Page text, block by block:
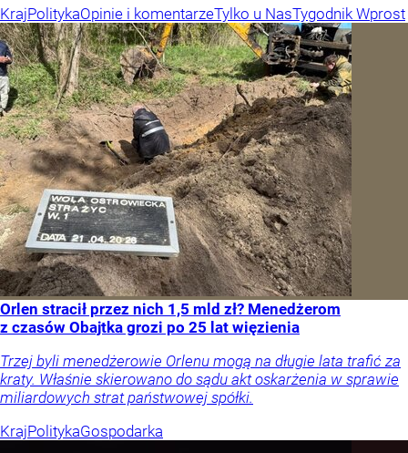
KrajPolitykaOpinie i komentarzeTylko u NasTygodnik Wprost
Orlen stracił przez nich 1,5 mld zł? Menedżerom
z czasów Obajtka grozi po 25 lat więzienia
Trzej byli menedżerowie Orlenu mogą na długie lata trafić za
kraty. Właśnie skierowano do sądu akt oskarżenia w sprawie
miliardowych strat państwowej spółki.
KrajPolitykaGospodarka